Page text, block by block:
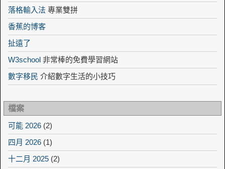
落格輸入法 專業雙拼
香蕉的博客
扯遠了
W3school 非常棒的免費學習網站
數字移民 介紹數字生活的小技巧
檔案
可能 2026 (2)
四月 2026 (1)
十二月 2025 (2)